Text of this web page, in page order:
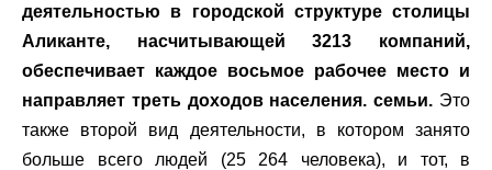
деятельностью в городской структуре столицы
Аликанте, насчитывающей 3213 компаний,
обеспечивает каждое восьмое рабочее место и
направляет треть доходов населения. семьи. Это
также второй вид деятельности, в котором занято
больше всего людей (25 264 человека), и тот, в